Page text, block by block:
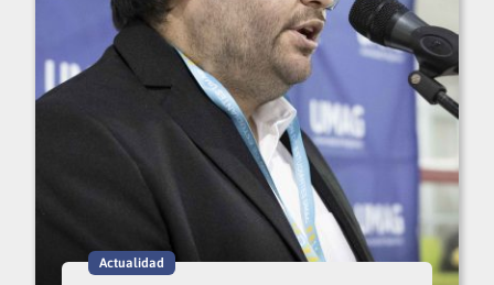
Actualidad